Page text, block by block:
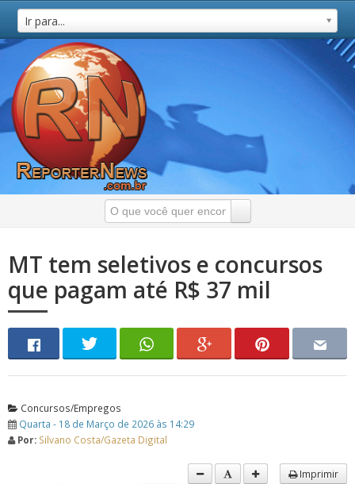
Ir para...
MT tem seletivos e concursos
que pagam até R$ 37 mil
Concursos/Empregos
Quarta - 18 de Março de 2026 às 14:29
Por: Silvano Costa/Gazeta Digital
Imprimir